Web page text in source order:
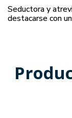
Seductora y
destacarse con